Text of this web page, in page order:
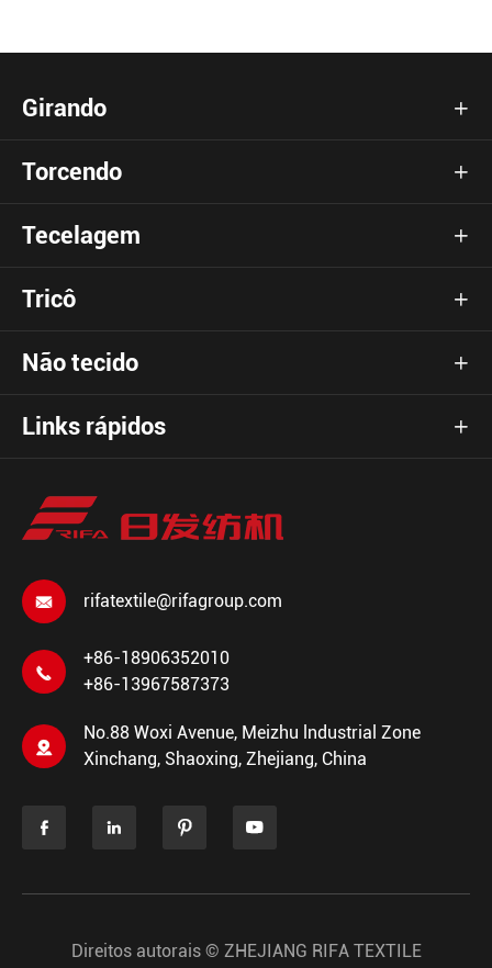
Girando 
Torcendo 
Tecelagem 
Tricô 
Não tecido 
Links rápidos 
 rifatextile@rifagroup.com

+86-18906352010
+86-13967587373

No.88 Woxi Avenue, Meizhu lndustrial Zone
Xinchang, Shaoxing, Zhejiang, China
   
Direitos autorais © ZHEJIANG RIFA TEXTILE